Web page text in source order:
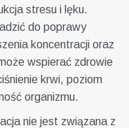
stresu i lęku.
do poprawy
koncentracji oraz
wspierać zdrowie
krwi, poziom
organizmu.
nie jest związana z